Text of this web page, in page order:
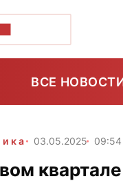
ВСЕ
03.05.2025 09:54